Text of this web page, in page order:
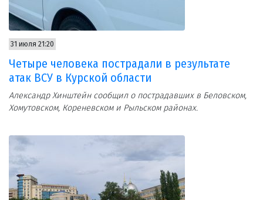
31 июля 21:20
Четыре человека пострадали в результате
атак ВСУ в Курской области
Александр Хинштейн сообщил о пострадавших в Беловском,
Хомутовском, Кореневском и Рыльском районах.